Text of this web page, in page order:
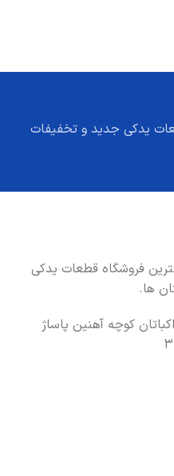
یدکی جدید و تخفیفات
فروشگاه قطعات یدکی
ها.
کوچه آهنین پاساژ